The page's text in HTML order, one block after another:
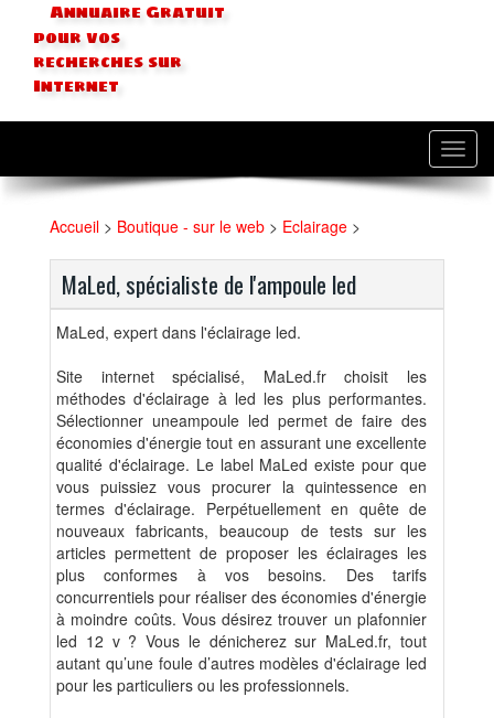
Annuaire Gratuit
pour vos
recherches sur
Internet
Accueil > Boutique - sur le web > Eclairage >
MaLed, spécialiste de l'ampoule led
MaLed, expert dans l'éclairage led.
Site internet spécialisé, MaLed.fr choisit les
méthodes d'éclairage à led les plus performantes.
Sélectionner uneampoule led permet de faire des
économies d'énergie tout en assurant une excellente
qualité d'éclairage. Le label MaLed existe pour que
vous puissiez vous procurer la quintessence en
termes d'éclairage. Perpétuellement en quête de
nouveaux fabricants, beaucoup de tests sur les
articles permettent de proposer les éclairages les
plus conformes à vos besoins. Des tarifs
concurrentiels pour réaliser des économies d'énergie
à moindre coûts. Vous désirez trouver un plafonnier
led 12 v ? Vous le dénicherez sur MaLed.fr, tout
autant qu’une foule d’autres modèles d'éclairage led
pour les particuliers ou les professionnels.